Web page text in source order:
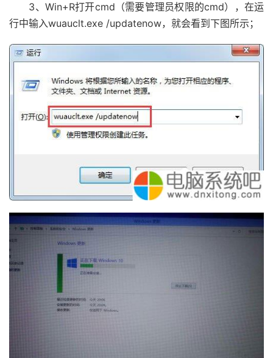
3、Win+R打开cmd（需要管理员权限的cmd），在运
行中输入wuauclt.exe /updatenow，就会看到下图所示；